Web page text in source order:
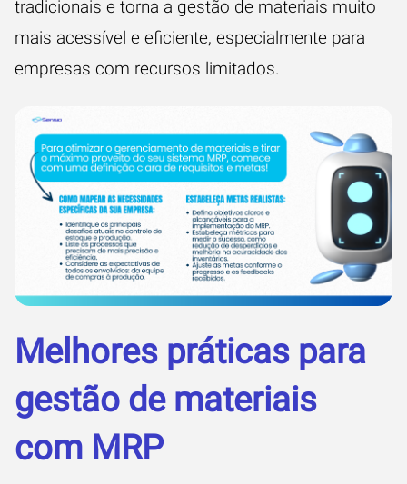
tradicionais e torna a gestão de materiais muito
mais acessível e eficiente, especialmente para
empresas com recursos limitados.
Melhores práticas para
gestão de materiais
com MRP